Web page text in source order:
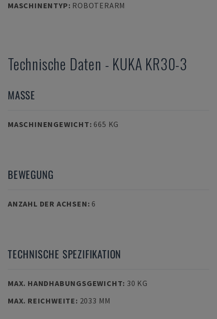
MASCHINENTYP: ROBOTERARM
Technische Daten - KUKA KR30-3
MASSE
MASCHINENGEWICHT: 665 KG
BEWEGUNG
ANZAHL DER ACHSEN: 6
TECHNISCHE SPEZIFIKATION
MAX. HANDHABUNGSGEWICHT: 30 KG
MAX. REICHWEITE: 2033 MM